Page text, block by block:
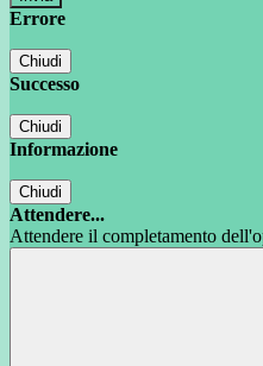
Errore
Chiudi
Successo
Chiudi
Informazione
Chiudi
Attendere...
Attendere il completamento